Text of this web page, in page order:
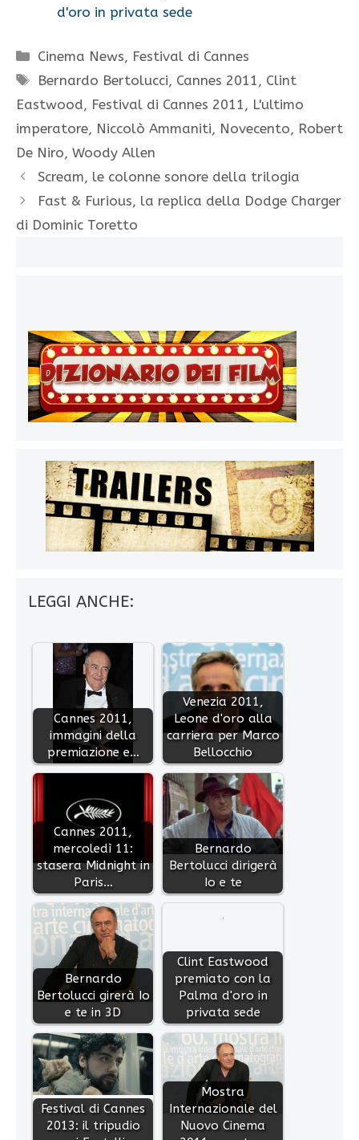
d'oro in privata sede
Categorie
Cinema News, Festival di Cannes
Tag
Bernardo Bertolucci, Cannes 2011 , Clint
Eastwood, Festival di Cannes 2011 , L'ultimo
imperatore, Niccolò Ammaniti, Novecento, Robert
De Niro, Woody Allen
Scream, le colonne sonore della trilogia
Fast & Furious, la replica della Dodge Charger
di Dominic Toretto
LEGGI ANCHE:
Cannes 2011,
immagini della
premiazione e…
Venezia 2011,
Leone d'oro alla
carriera per Marco
Bellocchio
Cannes 2011,
mercoledì 11:
stasera Midnight in
Paris…
Bernardo
Bertolucci dirigerà
Io e te
Bernardo
Bertolucci girerà Io
e te in 3D
Clint Eastwood
premiato con la
Palma d'oro in
privata sede
Festival di Cannes
2013: il tripudio
Mostra
Internazionale del
Nuovo Cinema